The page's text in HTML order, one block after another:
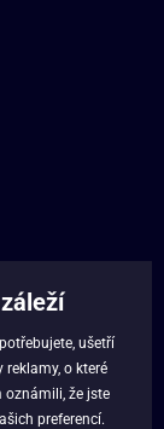
ušetří
o které
oznámili, že jste
preferencí.